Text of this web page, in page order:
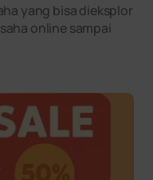
yang bisa dieksplor
online sampai